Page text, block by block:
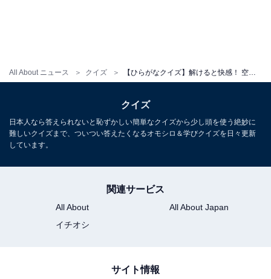
All About ニュース クイズ 【ひらがなクイズ】解けると快感！ 空欄に共通する2文字は？ “人気のお寿司”が隠れてる？
クイズ
日本人なら答えられないと恥ずかしい簡単なクイズから少し頭を使う絶妙に
難しいクイズまで、ついつい答えたくなるオモシロ＆学びクイズを日々更新
しています。
関連サービス
All About
All About Japan
イチオシ
サイト情報